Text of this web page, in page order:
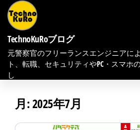
コ
ン
テ
ン
ツ
TechnoKuRoブログ
元警察官のフリーランスエンジニアに
ト、転職、セキュリティやPC・スマホ
し
月:2025年7月